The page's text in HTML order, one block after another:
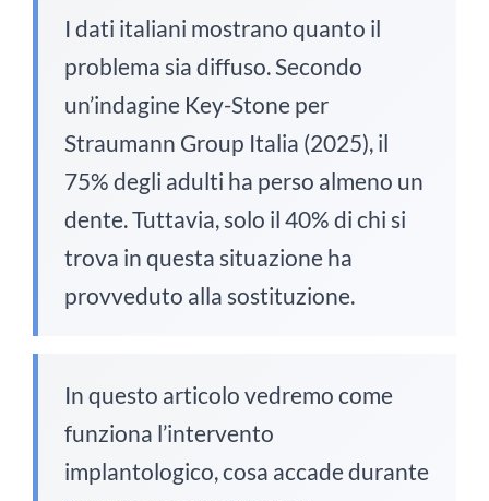
I dati italiani mostrano quanto il
problema sia diffuso. Secondo
un’indagine Key-Stone per
Straumann Group Italia (2025), il
75% degli adulti ha perso almeno un
dente. Tuttavia, solo il 40% di chi si
trova in questa situazione ha
provveduto alla sostituzione.
In questo articolo vedremo come
funziona l’intervento
implantologico, cosa accade durante